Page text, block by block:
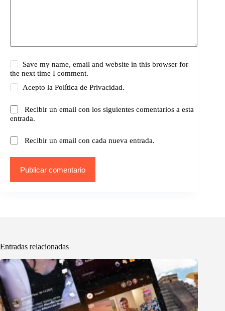
Save my name, email and website in this browser for
the next time I comment.
Acepto laPolítica de Privacidad.
Recibir un email con los siguientes comentarios a esta
entrada.
Recibir un email con cada nueva entrada.
Publicar comentario
Entradas relacionadas